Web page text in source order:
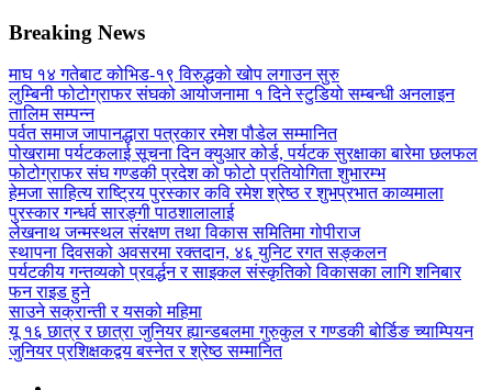
Breaking News
माघ १४ गतेबाट कोभिड-१९ विरुद्धको खोप लगाउन सुरु
लुम्बिनी फोटोग्राफर संघको आयोजनामा १ दिने स्टुडियो सम्बन्धी अनलाइन
तालिम सम्पन्न
पर्वत समाज जापानद्धारा पत्रकार रमेश पौडेल सम्मानित
पोखरामा पर्यटकलाई सूचना दिन क्युआर कोर्ड, पर्यटक सुरक्षाका बारेमा छलफल
फोटोग्राफर संघ गण्डकी प्रदेश को फोटो प्रतियोगिता शुभारम्भ
हेमजा साहित्य राष्ट्रिय पुरस्कार कवि रमेश श्रेष्ठ र शुभप्रभात काव्यमाला
पुरस्कार गन्धर्व सारङ्गी पाठशालालाई
लेखनाथ जन्मस्थल संरक्षण तथा विकास समितिमा गोपीराज
स्थापना दिवसको अवसरमा रक्तदान, ४६ युनिट रगत सङ्कलन
पर्यटकीय गन्तव्यको प्रवर्द्धन र साइकल संस्कृतिको विकासका लागि शनिबार
फन राइड हुने
साउने सक्रान्ती र यसको महिमा
यू १६ छात्र र छात्रा जुनियर ह्यान्डबलमा गुरुकुल र गण्डकी बोर्डिङ च्याम्पियन
जुनियर प्रशिक्षकद्वय बस्नेत र श्रेष्ठ सम्मानित